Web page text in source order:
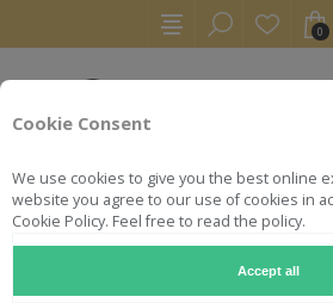
Cookie Consent
We use cookies to give you the best online
website you agree to our use of cookies in
Cookie Policy. Feel free to read the policy.
Accept all
0